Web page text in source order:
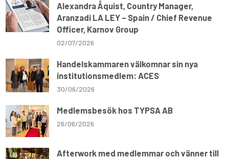
Alexandra Åquist, Country Manager,
Aranzadi LA LEY – Spain / Chief Revenue
Officer, Karnov Group
02/07/2026
Handelskammaren välkomnar sin nya
institutionsmedlem: ACES
30/06/2026
Medlemsbesök hos TYPSA AB
26/06/2026
Afterwork med medlemmar och vänner till